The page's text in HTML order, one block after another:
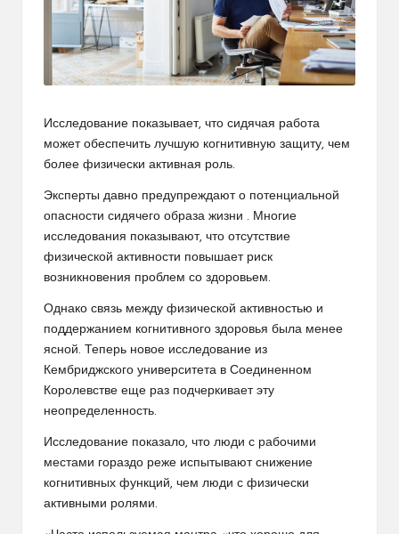
Исследование показывает, что сидячая работа
может обеспечить лучшую когнитивную защиту, чем
более физически активная роль.
Эксперты давно предупреждают о потенциальной
опасности сидячего образа жизни . Многие
исследования показывают, что отсутствие
физической активности повышает риск
возникновения проблем со здоровьем.
Однако связь между физической активностью и
поддержанием когнитивного здоровья была менее
ясной. Теперь новое исследование из
Кембриджского университета в Соединенном
Королевстве еще раз подчеркивает эту
неопределенность.
Исследование показало, что люди с рабочими
местами гораздо реже испытывают снижение
когнитивных функций, чем люди с физически
активными ролями.